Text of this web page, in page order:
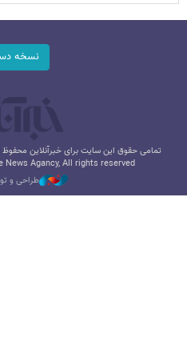
نسخه
تمامی حقوق این سایت برای خبرآنلاین
Agancy, All rights reserved
طراحی و